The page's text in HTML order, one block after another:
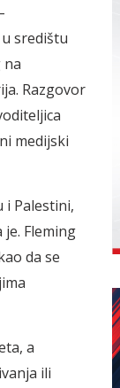
središtu
Razgovor
medijski
i Palestini,
je. Fleming
da se
a
ili